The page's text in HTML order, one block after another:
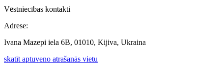
Vēstniecības kontakti
Adrese:
Ivana Mazepi iela 6B, 01010, Kijiva, Ukraina
skatīt aptuveno atrašanās vietu